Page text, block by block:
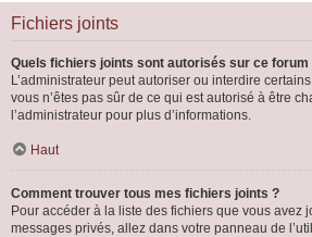
Fichiers joints
Quels fichiers joints sont autorisés sur ce forum
L’administrateur peut autoriser ou interdire
vous n’êtes pas sûr de ce qui est autorisé à être
l’administrateur pour plus d’informations.
Haut
Comment trouver tous mes fichiers joints ?
Pour accéder à la liste des fichiers que vous avez
messages privés, allez dans votre panneau de